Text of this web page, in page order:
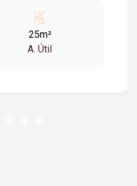
25m²
A. Útil